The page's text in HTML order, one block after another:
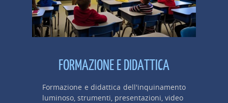
FORMAZIONE E DIDATTICA
Formazione e didattica dell'inquinamento
luminoso, strumenti, presentazioni, video